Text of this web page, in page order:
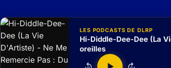
LES PODCASTS DE DLRP
Hi-Diddle-Dee-Dee (La
oreilles
15 15